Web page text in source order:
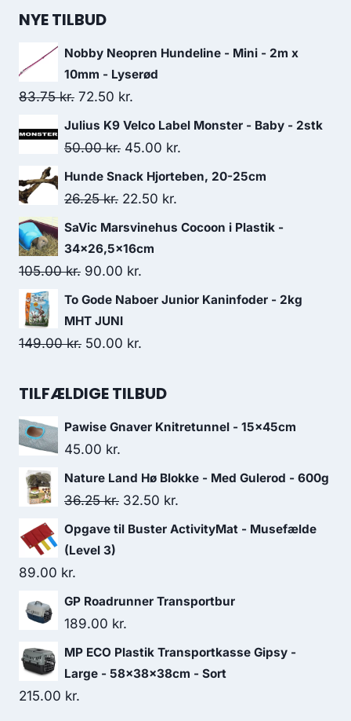
NYE TILBUD
Nobby Neopren Hundeline - Mini - 2m x
10mm - Lyserød
83.75kr. Den
oprindelige
pris
83.75 kr..
72.50 kr.
aktuelle
pris
72.50 kr..
Julius K9 Velco Label Monster - Baby - 2stk
50.00kr. Den
oprindelige
pris
50.00 kr..
45.00 kr.
aktuelle
Hunde Snack Hjorteben, 20-25cm
26.25kr. Den
oprindelige
pris
var:
26.25 kr..
22.50 kr.
aktuelle
22.50 kr..
SaVic Marsvinehus Cocoon i Plastik -
34x26,5x16cm
105.00kr. Den
oprindelige
pris
var:
90.00 kr.
aktuelle
To Gode Naboer Junior Kaninfoder - 2kg
MHT JUNI
149.00kr. Den
pris
149.00 kr..
50.00 kr.
pris
50.00 kr..
TILFÆLDIGE TILBUD
Pawise Gnaver Knitretunnel - 15x45cm
45.00 kr.
Nature Land Hø Blokke - Med Gulerod - 600g
36.25kr. Den
oprindelige
36.25 kr..
32.50 kr.
aktuelle
32.50 kr..
Opgave til Buster ActivityMat - Musefælde
(Level 3)
89.00 kr.
GP Roadrunner Transportbur
189.00 kr.
MP ECO Plastik Transportkasse Gipsy -
Large - 58x38x38cm - Sort
215.00 kr.